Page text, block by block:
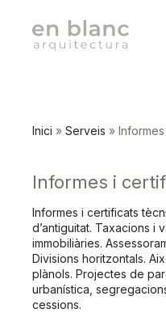
Inici » Serveis »
Informes i
Informes i certificats
d’antiguitat. Taxacions i
immobiliàries.
Divisions horitzontals.
plànols. Projectes de
urbanística,
cessions.